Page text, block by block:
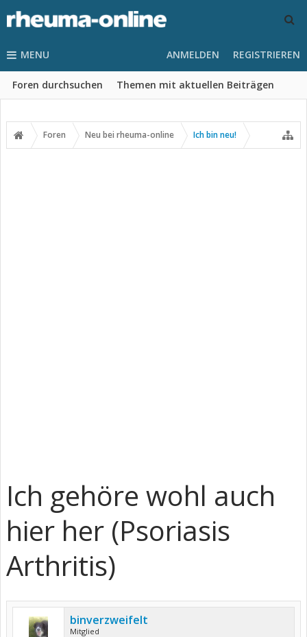
MENU
Foren durchsuchen Themen mit aktuellen Beiträgen
ANMELDEN REGISTRIEREN
Foren Neu bei rheuma-online Ich bin neu!
Ich gehöre wohl auch
hier her (Psoriasis
Arthritis)
binverzweifelt
Mitglied